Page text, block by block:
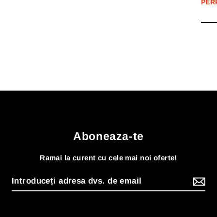
Aboneaza-te
Ramai la curent cu cele mai noi oferte!